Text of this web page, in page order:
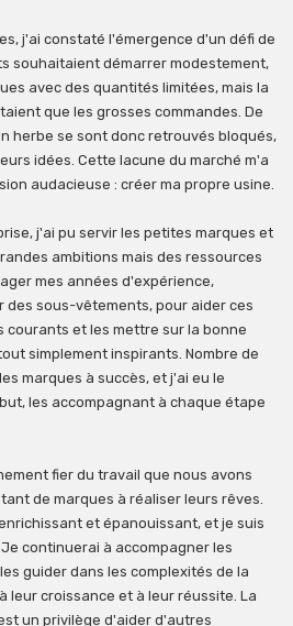
j'ai constaté l'émergence d'un défi de
souhaitaient démarrer modestement,
avec des quantités limitées, mais la
que les grosses commandes. De
herbe se sont donc retrouvés bloqués,
idées. Cette lacune du marché m'a
audacieuse : créer ma propre usine.
j'ai pu servir les petites marques et
ambitions mais des ressources
mes années d'expérience,
des sous-vêtements, pour aider ces
courants et les mettre sur la bonne
simplement inspirants. Nombre de
marques à succès, et j'ai eu le
les accompagnant à chaque étape
fier du travail que nous avons
de marques à réaliser leurs rêves.
et épanouissant, et je suis
continuerai à accompagner les
guider dans les complexités de la
leur croissance et à leur réussite. La
un privilège d'aider d'autres